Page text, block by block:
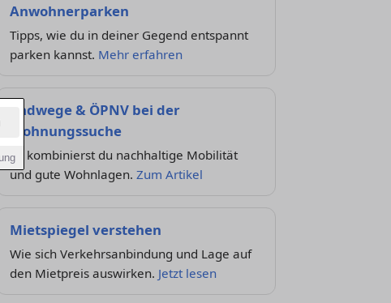
Anwohnerparken
Tipps, wie du in deiner Gegend entspannt
parken kannst. Mehr erfahren
Radwege & ÖPNV bei der
Wohnungssuche
So kombinierst du nachhaltige Mobilität
und gute Wohnlagen. Zum Artikel
Mietspiegel verstehen
Wie sich Verkehrsanbindung und Lage auf
den Mietpreis auswirken. Jetzt lesen